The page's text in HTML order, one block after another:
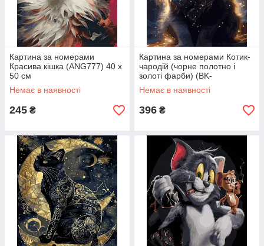
Картина за номерами
Красива кішка (ANG777) 40 х
50 см
Немає в наявності
245 ₴
Картина за номерами Котик-
чародій (чорне полотно і
золоті фарби) (BK-
JXBKG009) 40 х 50 см
Немає в наявності
396 ₴